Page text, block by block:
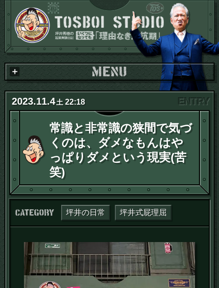
2023.11.4土 22:18
常識と非常識の狭間で気づ
くのは、ダメなもんはや
っぱりダメという現実(苦
笑)
カテゴリー：
坪井の日常 坪井式屁理屈